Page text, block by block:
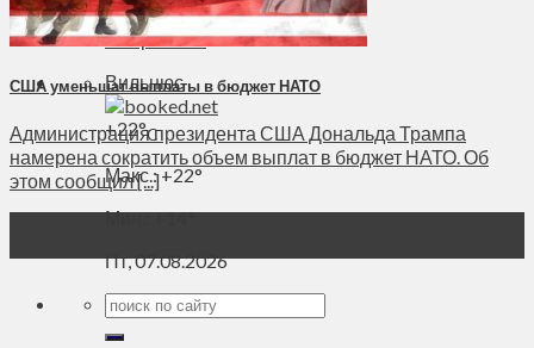
Технологии
Энергетика
Вильнюс
+22°C
Макс.:+22°
Мин.:+14°
Пт, 07.08.2026
США уменьшат выплаты в бюджет НАТО
Администрация президента США Дональда Трампа
намерена сократить объем выплат в бюджет НАТО. Об
этом сообщил [...]